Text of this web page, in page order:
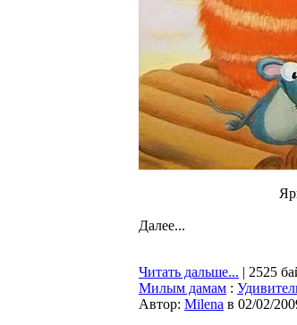
Далее...
Читать дальше... | 2525
Милым дамам :
Автор: Milena в 02/02/